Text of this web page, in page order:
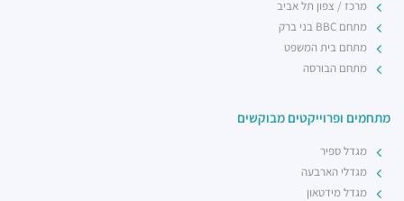
מתחמים ופרוייקטים מבוקשים
מגדל ספיר
מגדלי הארבעה
מגדל מידטאון
מרכז / צפון תל אביב
מתחם BBC בני ברק
מתחם בית המשפט
מתחם הבורסה